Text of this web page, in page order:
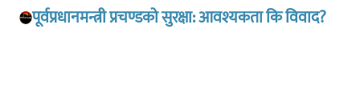
पूर्वप्रधानमन्त्री प्रचण्डको सुरक्षा: आवश्यकता कि विवाद?